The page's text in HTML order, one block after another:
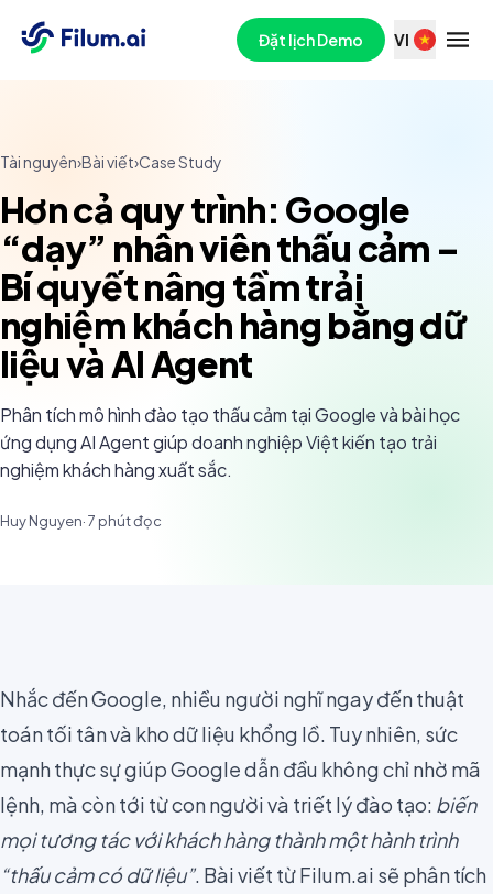
Đặt lịch Demo VI
Tài nguyên›Bài viết›Case Study
Hơn cả quy trình: Google
“dạy” nhân viên thấu cảm –
Bí quyết nâng tầm trải
nghiệm khách hàng bằng dữ
liệu và AI Agent
Phân tích mô hình đào tạo thấu cảm tại Google và bài học
ứng dụng AI Agent giúp doanh nghiệp Việt kiến tạo trải
nghiệm khách hàng xuất sắc.
Huy Nguyen·7 phút đọc
Nhắc đến Google, nhiều người nghĩ ngay đến thuật
toán tối tân và kho dữ liệu khổng lồ. Tuy nhiên, sức
mạnh thực sự giúp Google dẫn đầu không chỉ nhờ mã
lệnh, mà còn tới từ con người và triết lý đào tạo: biến
mọi tương tác với khách hàng thành một hành trình
“thấu cảm có dữ liệu”. Bài viết từ Filum.ai sẽ phân tích